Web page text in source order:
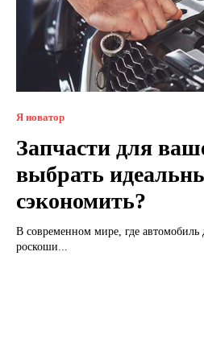
Я новатор
Запчасти для
выбрать
сэкономить?
В современном мире, где автомобиль
роскоши...